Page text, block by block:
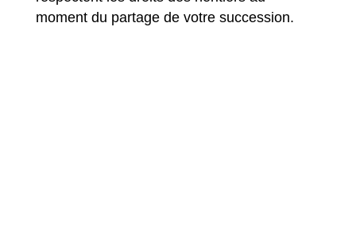
moment du partage de votre succession.